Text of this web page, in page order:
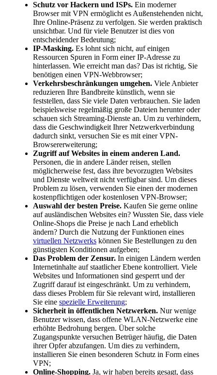
Schutz vor Hackern und ISPs. Ein moderner
Browser mit VPN ermöglicht es Außenstehenden nicht,
Ihre Online-Präsenz zu verfolgen. Sie werden praktisch
unsichtbar. Und für viele Benutzer ist dies von
entscheidender Bedeutung;
IP-Masking. Es lohnt sich nicht, auf einigen
Ressourcen Spuren in Form einer IP-Adresse zu
hinterlassen. Wie erreicht man das? Das ist richtig, Sie
benötigen einen VPN-Webbrowser;
Verkehrsbeschränkungen umgehen. Viele Anbieter
reduzieren Ihre Bandbreite künstlich, wenn sie
feststellen, dass Sie viele Daten verbrauchen. Sie laden
beispielsweise regelmäßig große Dateien herunter oder
schauen sich Streaming-Dienste an. Um zu verhindern,
dass die Geschwindigkeit Ihrer Netzwerkverbindung
dadurch sinkt, versuchen Sie es mit einer VPN-
Browsererweiterung;
Zugriff auf Websites in einem anderen Land.
Personen, die in andere Länder reisen, stellen
möglicherweise fest, dass ihre bevorzugten Websites
und Dienste weltweit nicht verfügbar sind. Um dieses
Problem zu lösen, verwenden Sie einen der modernen
kostenpflichtigen oder kostenlosen VPN-Browser;
Auswahl der besten Preise. Kaufen Sie gerne online
auf ausländischen Websites ein? Wussten Sie, dass viele
Online-Shops die Preise je nach Land erheblich
ändern? Durch die Nutzung der Funktionen eines
virtuellen Netzwerks können Sie Bestellungen zu den
günstigsten Konditionen aufgeben;
Das Problem der Zensur. In einigen Ländern werden
Internetinhalte auf staatlicher Ebene kontrolliert. Viele
Websites und Informationen sind gesperrt und der
Zugriff darauf ist eingeschränkt. Um zu verhindern,
dass dieses Problem für Sie relevant wird, installieren
Sie eine spezielle Erweiterung;
Sicherheit in öffentlichen Netzwerken. Nur wenige
Benutzer wissen, dass offene WLAN-Netzwerke eine
erhöhte Bedrohung bergen. Über solche
Zugangspunkte versuchen Betrüger häufig, die Daten
ihrer Opfer abzufangen. Um dies zu verhindern,
installieren Sie einen besonderen Schutz in Form eines
VPN;
Online-Shopping. Ja, wir haben bereits gesagt, dass